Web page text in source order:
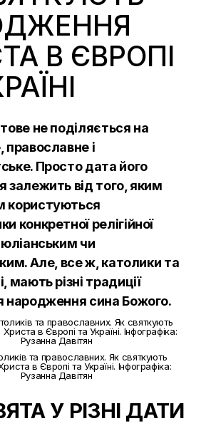
В ЄВРОПІ
не поділяється на
православне і
Просто дата його
залежить від того, яким
користуються
конкретної релігійної
юліанським чи
Але, все ж, католики та
мають різні традиції
народження сина Божого.
та православних. Як святкують
в Європі та Україні. Інфографіка:
Рузанна Давітян
У РІЗНІ ДАТИ